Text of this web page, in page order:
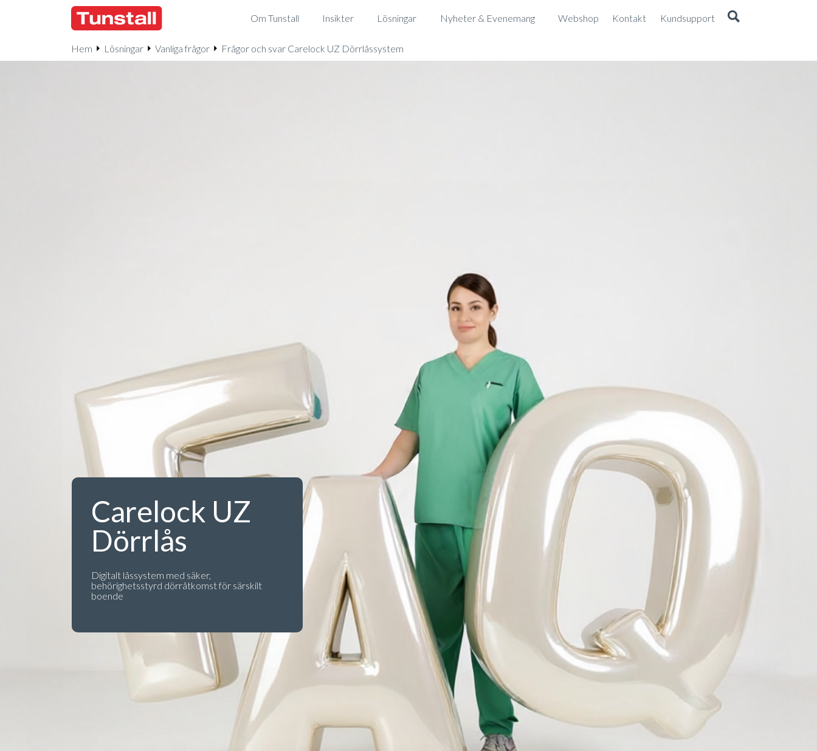
Hem Lösningar Vanliga frågor Frågor och svar Carelock UZ Dörrlåssystem
Om Tunstall Insikter Lösningar Nyheter & Evenemang Webshop Kontakt Kundsupport
Carelock UZ
Dörrlås
Digitalt låssystem med säker,
behörighetsstyrd dörråtkomst för särskilt
boende